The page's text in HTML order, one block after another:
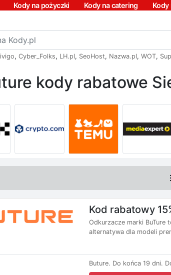
Kody na pożyczki Kody na catering Kody
, Cyber_Folks, LH.pl, SeoHost, Nazwa.pl, WOT,
kody rabatowe
Kod rabatowy
Odkurzacze marki BuTure
alternatywa dla modeli
Buture. Do końca 19 dni.